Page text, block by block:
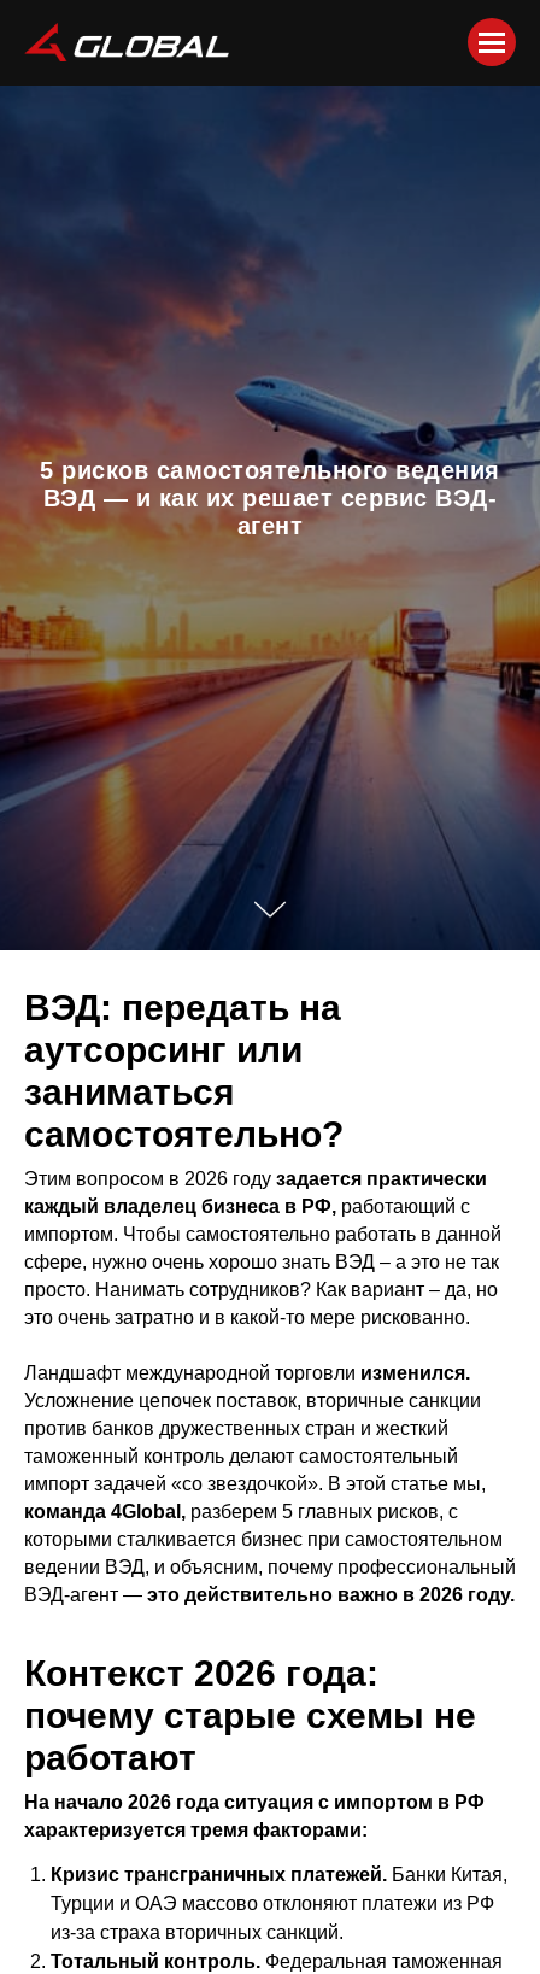
5 рисков самостоятельного ведения
ВЭД — и как их решает сервис ВЭД-
агент
ВЭД: передать на
аутсорсинг или
заниматься
самостоятельно?
Этим вопросом в 2026 году задается практически
каждый владелец бизнеса в РФ, работающий с
импортом. Чтобы самостоятельно работать в данной
сфере, нужно очень хорошо знать ВЭД – а это не так
просто. Нанимать сотрудников? Как вариант – да, но
это очень затратно и в какой-то мере рискованно.
Ландшафт международной торговли изменился.
Усложнение цепочек поставок, вторичные санкции
против банков дружественных стран и жесткий
таможенный контроль делают самостоятельный
импорт задачей «со звездочкой». В этой статье мы,
команда 4Global, разберем 5 главных рисков, с
которыми сталкивается бизнес при самостоятельном
ведении ВЭД, и объясним, почему профессиональный
ВЭД-агент — это действительно важно в 2026 году.
Контекст 2026 года:
почему старые схемы не
работают
На начало 2026 года ситуация с импортом в РФ
характеризуется тремя факторами:
Кризис трансграничных платежей. Банки Китая,
Турции и ОАЭ массово отклоняют платежи из РФ
из-за страха вторичных санкций.
Тотальный контроль. Федеральная таможенная